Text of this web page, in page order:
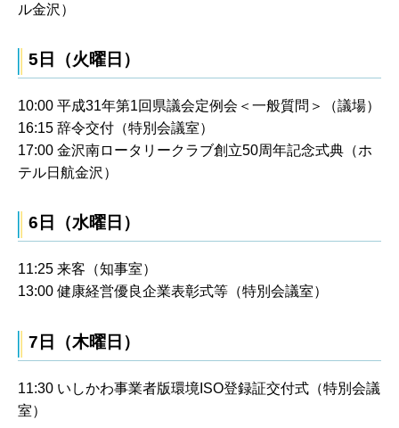
ル金沢）
5日（火曜日）
10:00 平成31年第1回県議会定例会＜一般質問＞（議場）
16:15 辞令交付（特別会議室）
17:00 金沢南ロータリークラブ創立50周年記念式典（ホ
テル日航金沢）
6日（水曜日）
11:25 来客（知事室）
13:00 健康経営優良企業表彰式等（特別会議室）
7日（木曜日）
11:30 いしかわ事業者版環境ISO登録証交付式（特別会議
室）